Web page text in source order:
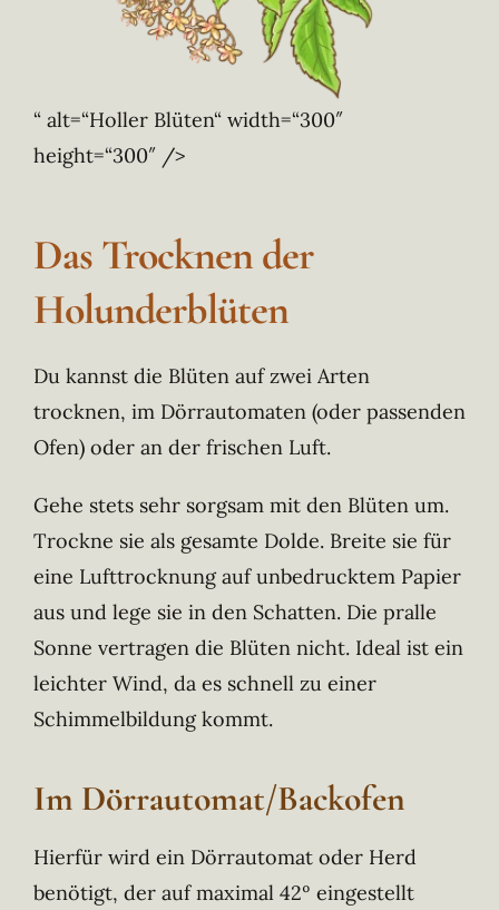
“ alt=“Holler Blüten“ width=“300″
height=“300″ />
Das Trocknen der
Holunderblüten
Du kannst die Blüten auf zwei Arten
trocknen, im Dörrautomaten (oder passenden
Ofen) oder an der frischen Luft.
Gehe stets sehr sorgsam mit den Blüten um.
Trockne sie als gesamte Dolde. Breite sie für
eine Lufttrocknung auf unbedrucktem Papier
aus und lege sie in den Schatten. Die pralle
Sonne vertragen die Blüten nicht. Ideal ist ein
leichter Wind, da es schnell zu einer
Schimmelbildung kommt.
Im Dörrautomat/Backofen
Hierfür wird ein Dörrautomat oder Herd
benötigt, der auf maximal 42º eingestellt